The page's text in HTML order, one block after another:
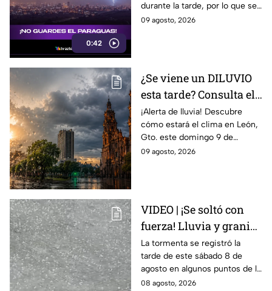
0:42
Guanajuato para esta
semana
durante la tarde, por lo que se
recomienda tomar
09 agosto, 2026
¿Se viene un DILUVIO
esta tarde? Consulta el
reporte del CLIMA en
León, Gto., hoy
domingo 9 de agosto
¡Alerta de lluvia! Descubre
cómo estará el clima en León,
Gto. este domingo 9 de
agosto. Temperaturas,
09 agosto, 2026
VIDEO | ¡Se soltó con
fuerza! Lluvia y granizo
sorprenden a
habitantes de León;
¿seguirá la tormenta?
La tormenta se registró la
tarde de este sábado 8 de
agosto en algunos puntos de la
ciudad.
08 agosto, 2026